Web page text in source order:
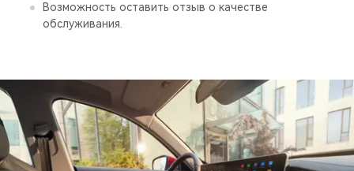
Возможность оставить отзыв о качестве
обслуживания.